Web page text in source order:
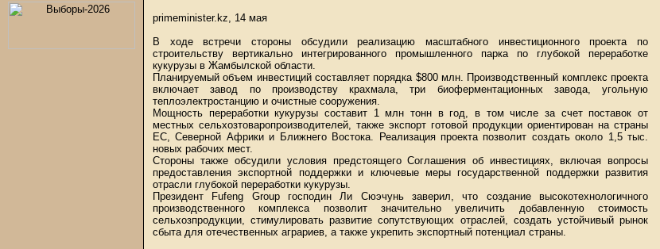
primeminister.kz, 14 мая
В ходе встречи стороны обсудили реализацию масштабного инвестиционного проекта по
строительству вертикально интегрированного промышленного парка по глубокой переработке
кукурузы в Жамбылской области.
Планируемый объем инвестиций составляет порядка $800 млн. Производственный комплекс проекта
включает завод по производству крахмала, три биоферментационных завода, угольную
теплоэлектростанцию и очистные сооружения.
Мощность переработки кукурузы составит 1 млн тонн в год, в том числе за счет поставок от
местных сельхозтоваропроизводителей, также экспорт готовой продукции ориентирован на страны
ЕС, Северной Африки и Ближнего Востока. Реализация проекта позволит создать около 1,5 тыс.
новых рабочих мест.
Стороны также обсудили условия предстоящего Соглашения об инвестициях, включая вопросы
предоставления экспортной поддержки и ключевые меры государственной поддержки развития
отрасли глубокой переработки кукурузы.
Президент Fufeng Group господин Ли Сюэчунь заверил, что создание высокотехнологичного
производственного комплекса позволит значительно увеличить добавленную стоимость
сельхозпродукции, стимулировать развитие сопутствующих отраслей, создать устойчивый рынок
сбыта для отечественных аграриев, а также укрепить экспортный потенциал страны.